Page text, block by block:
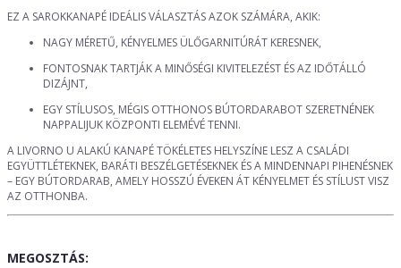
EZ A SAROKKANAPÉ IDEÁLIS VÁLASZTÁS AZOK SZÁMÁRA, AKIK:
NAGY MÉRETŰ, KÉNYELMES ÜLŐGARNITÚRÁT KERESNEK,
FONTOSNAK TARTJÁK A MINŐSÉGI KIVITELEZÉST ÉS AZ IDŐTÁLLÓ
DIZÁJNT,
EGY STÍLUSOS, MÉGIS OTTHONOS BÚTORDARABOT SZERETNÉNEK
NAPPALIJUK KÖZPONTI ELEMÉVÉ TENNI.
A LIVORNO U ALAKÚ KANAPÉ TÖKÉLETES HELYSZÍNE LESZ A CSALÁDI
EGYÜTTLÉTEKNEK, BARÁTI BESZÉLGETÉSEKNEK ÉS A MINDENNAPI PIHENÉSNEK
– EGY BÚTORDARAB, AMELY HOSSZÚ ÉVEKEN ÁT KÉNYELMET ÉS STÍLUST VISZ
AZ OTTHONBA.
MEGOSZTÁS: